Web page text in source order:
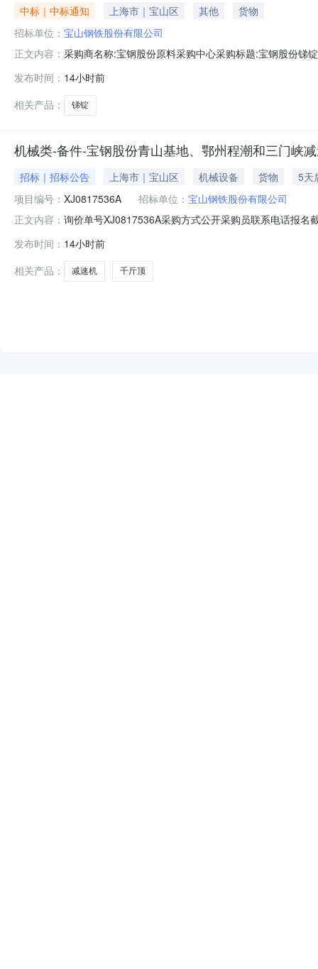
中标｜中标通知 上海市｜宝山区 其他
货物
招标单位： 宝山钢铁股份有限公司
正文内容： 采购商名称:宝钢股份原料采购中心采购标题:宝钢股份锑
发布时间： 14小时前
相关产品：
锑锭
机械类-备件-宝钢股份青山基地、鄂州程潮和三门峡
招标｜招标公告 上海市｜宝山区 机械设备 货物
5天
项目编号： XJ0817536A 招标单位： 宝山钢铁股份有限公司
正文内容： 询价单号XJ0817536A采购方式公开采购员联系电话报
直径:55mm;齿轮精度等级:外齿轮6级,内齿轮7级;输入转
发布时间： 14小时前
相关产品：
减速机 千斤顶